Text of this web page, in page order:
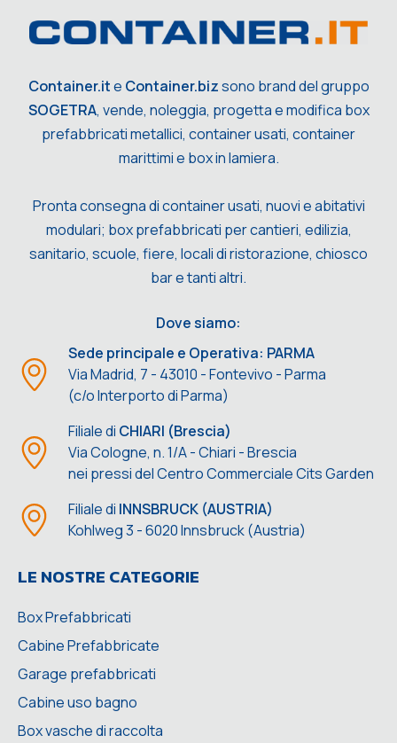
Container.ite Container.bizsono brand del gruppo
SOGETRA, vende, noleggia, progetta e modifica box
prefabbricati metallici, container usati, container
marittimi e box in lamiera.
Pronta consegna di container usati, nuovi e abitativi
modulari; box prefabbricati per cantieri, edilizia,
sanitario, scuole, fiere, locali di ristorazione, chiosco
bar e tanti altri.
Dove siamo:
Sede principale e Operativa: PARMA
Via Madrid, 7 - 43010 - Fontevivo - Parma
(c/o Interporto di Parma)
Filiale di CHIARI (Brescia)
Via Cologne, n. 1/A - Chiari - Brescia
nei pressi del Centro Commerciale Cits Garden
Filiale di INNSBRUCK (AUSTRIA)
Kohlweg 3 - 6020 Innsbruck (Austria)
LE NOSTRE CATEGORIE
Box Prefabbricati
Cabine Prefabbricate
Garage prefabbricati
Cabine uso bagno
Box vasche di raccolta